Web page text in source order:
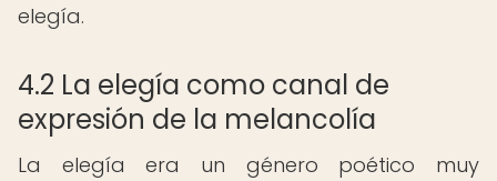
elegía.
4.2 La elegía como canal de
expresión de la melancolía
La elegía era un género poético muy